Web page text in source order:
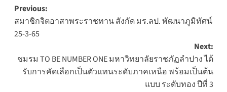
Post
navigation
Previous:
สมาชิกจิตอาสาพระราชทาน สังกัด มร.ลป. พัฒนาภูมิทัศน์
25-3-65
Next:
ชมรม TO BE NUMBER ONE มหาวิทยาลัยราชภัฏลำปาง ได้
รับการคัดเลือกเป็นตัวแทนระดับภาคเหนือ พร้อมเป็นต้น
แบบ ระดับทอง ปีที่ 3